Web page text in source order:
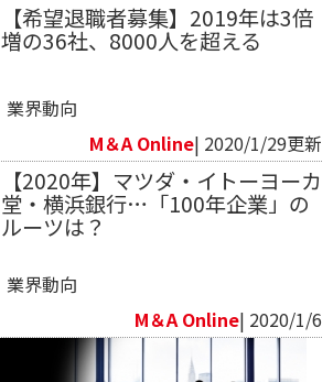
【希望退職者募集】2019年は3倍
増の36社、8000人を超える
業界動向
M＆A Online| 2020/1/29更新
【2020年】マツダ・イトーヨーカ
堂・横浜銀行…「100年企業」の
ルーツは？
業界動向
M＆A Online| 2020/1/6